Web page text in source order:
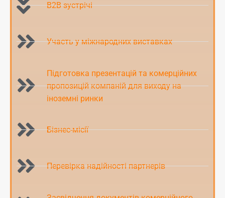
B2B зустрічі
Участь у міжнародних виставках
Підготовка презентацій та комерційних
пропозицій компаній для виходу на
іноземні ринки
Бізнес-місії
Перевірка надійності партнерів